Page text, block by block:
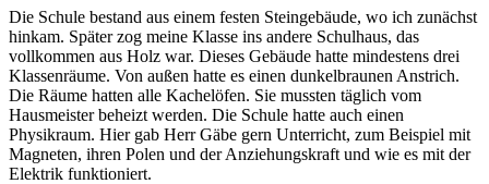
Die Schule bestand aus einem festen Steingebäude, wo ich zunächst
hinkam. Später zog meine Klasse ins andere Schulhaus, das
vollkommen aus Holz war. Dieses Gebäude hatte mindestens drei
Klassenräume. Von außen hatte es einen dunkelbraunen Anstrich.
Die Räume hatten alle Kachelöfen. Sie mussten täglich vom
Hausmeister beheizt werden. Die Schule hatte auch einen
Physikraum. Hier gab Herr Gäbe gern Unterricht, zum Beispiel mit
Magneten, ihren Polen und der Anziehungskraft und wie es mit der
Elektrik funktioniert.